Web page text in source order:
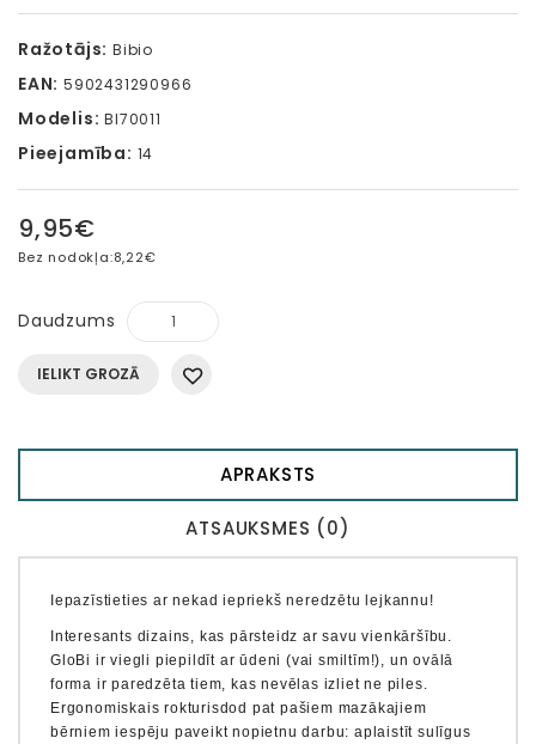
Ražotājs: Bibio
EAN: 5902431290966
Modelis: BI70011
Pieejamība: 14
9,95€
Bez nodokļa:8,22€
Daudzums
IELIKT GROZĀ
APRAKSTS
ATSAUKSMES (0)
Iepazīstieties ar nekad iepriekš neredzētu lejkannu!
Interesants dizains, kas pārsteidz ar savu vienkāršību.
GloBi ir viegli piepildīt ar ūdeni (vai smiltīm!), un ovālā
forma ir paredzēta tiem, kas nevēlas izliet ne piles.
Ergonomiskais rokturisdod pat pašiem mazākajiem
bērniem iespēju paveikt nopietnu darbu: aplaistīt sulīgus